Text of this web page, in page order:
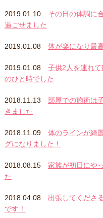
2019.01.10
その日の体調に
過ごせました
2019.01.08 体が楽になり最
2019.01.08
子供2人を連れ
のひと時でした
2018.11.13
部屋での施術は
きました
2018.11.09
体のラインが綺
グになりました！
2018.08.15
家族が初日にや
た️
2018.04.08
出張してくださ
です！